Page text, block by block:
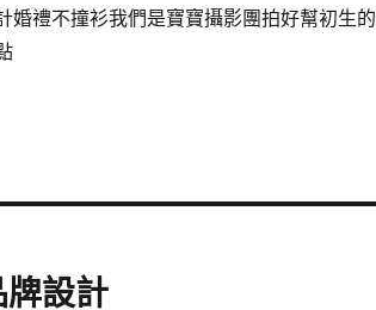
婚禮不撞衫我們是寶寶攝影團拍好幫初生的
設計